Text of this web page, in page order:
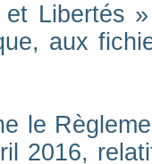
et Libertés
aux
le
2016,